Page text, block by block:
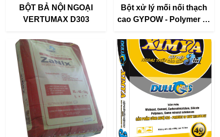
BỘT BẢ NỘI NGOẠI
VERTUMAX D303
Bột xử lý mối nối thạch
cao GYPOW - Polymer G-